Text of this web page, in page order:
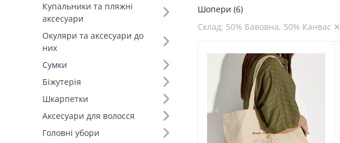
Купальники та пляжні
аксесуари
Окуляри та аксесуари до
них
Сумки
Біжутерія
Шкарпетки
Аксесуари для волосся
Головні убори
Фільтр
Ціна
SALE
Основний колір (5)
Склад (11)
Шопери (6)
Склад: 50% Бавовна, 50% Канвас ✕